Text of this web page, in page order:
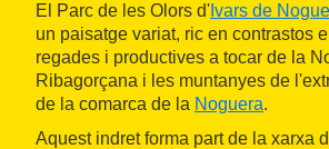
El Parc de les Olors d' Ivars de
un paisatge variat, ric en contrastos
regades i productives a tocar de la
Ribagorçana i les muntanyes de
de la comarca de la Noguera.
Aquest indret forma part de la xarxa